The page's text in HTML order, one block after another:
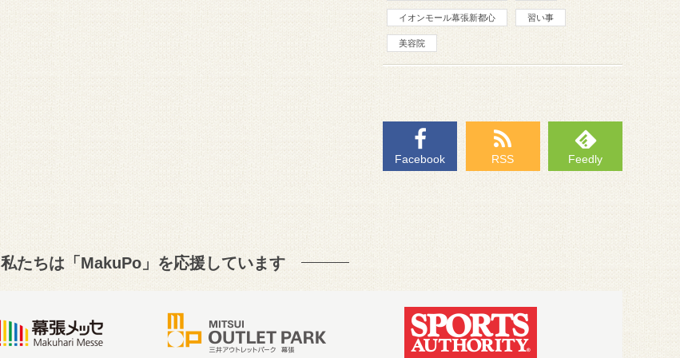
イオンモール幕張新都心 習い事
美容院
Facebook RSS Feedly
私たちは「MakuPo」を応援しています